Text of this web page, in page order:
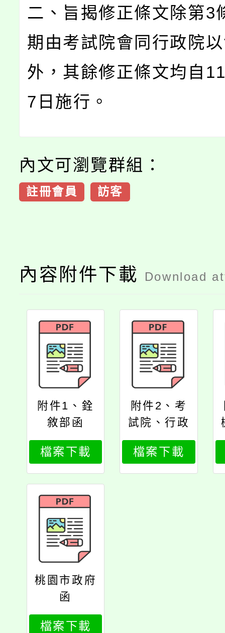
二、旨揭修正條文除第3
期由考試院會同行政院
外，其餘修正條文均自
7日施行。
內文可瀏覽群組：
註冊會員 訪客
內容附件下載 Download
附件1、銓
敘部函
檔案下載
附件2、考
試院、行政
院令
檔案下載
桃園市政府
函
檔案下載